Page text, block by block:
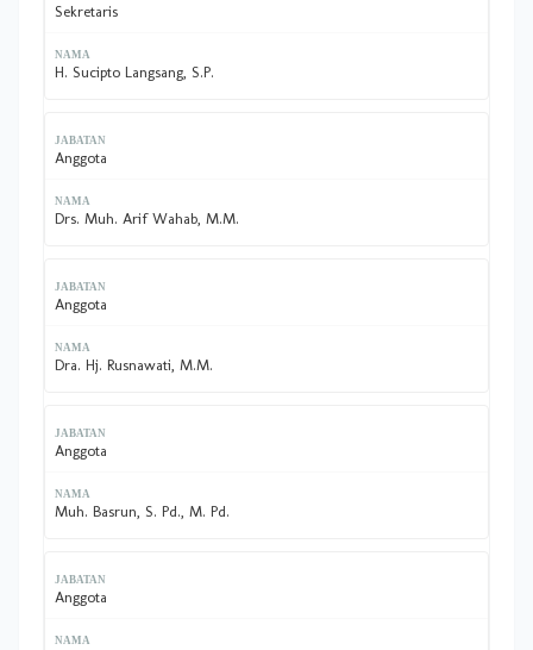
Sekretaris
H. Sucipto Langsang, S.P.
Anggota
Drs. Muh. Arif Wahab, M.M.
Anggota
Dra. Hj. Rusnawati, M.M.
Anggota
Muh. Basrun, S. Pd., M. Pd.
Anggota